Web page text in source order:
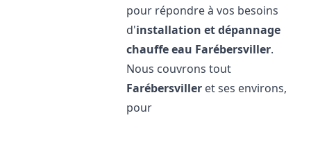
pour répondre à vos besoins
d'installation et dépannage
chauffe eau Farébersviller.
Nous couvrons tout
Farébersviller et ses environs,
pour